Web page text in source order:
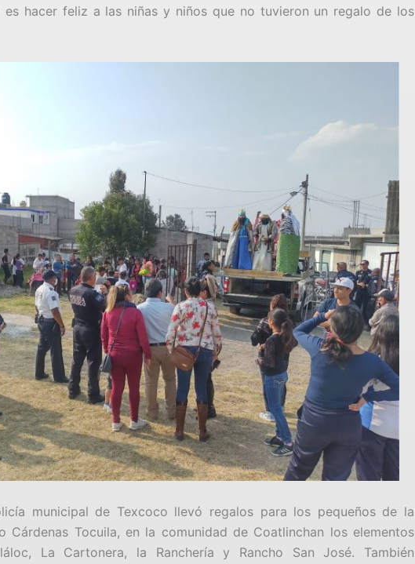
hacer feliz a las niñas y niños que no tuvieron un regalo de los
municipal de Texcoco llevó regalos para los pequeños de la
Cárdenas Tocuila, en la comunidad de Coatlinchan los elementos
La Cartonera, la Ranchería y Rancho San José. También